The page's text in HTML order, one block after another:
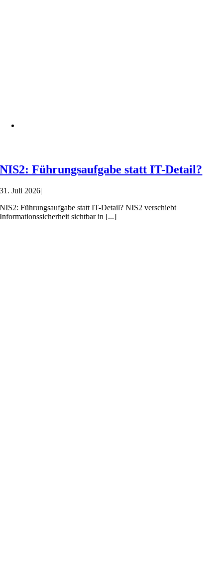
NIS2: Führungsaufgabe statt IT-Detail?
31. Juli 2026|
NIS2: Führungsaufgabe statt IT-Detail? NIS2 verschiebt
Informationssicherheit sichtbar in [...]